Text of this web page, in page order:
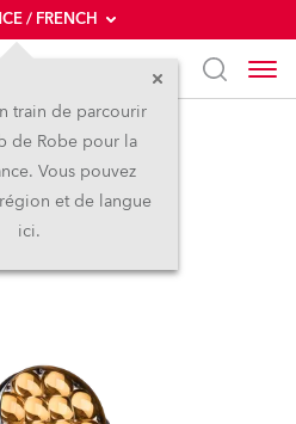
/ FRENCH
train de parcourir
de Robe pour la
Vous pouvez
et de langue
ici.
350™ FW